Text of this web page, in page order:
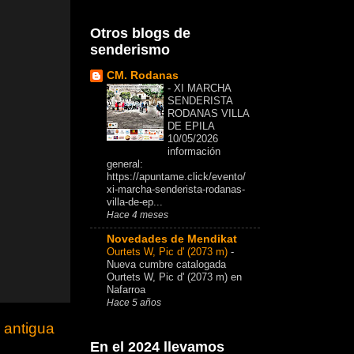
antigua
Otros blogs de
senderismo
CM. Rodanas
- XI MARCHA
SENDERISTA
RODANAS VILLA
DE EPILA
10/05/2026
información
general:
https://apuntame.click/evento/
xi-marcha-senderista-rodanas-
villa-de-ep...
Hace 4 meses
Novedades de Mendikat
Ourtets W, Pic d' (2073 m) -
Nueva cumbre catalogada
Ourtets W, Pic d' (2073 m) en
Nafarroa
Hace 5 años
En el 2024 llevamos